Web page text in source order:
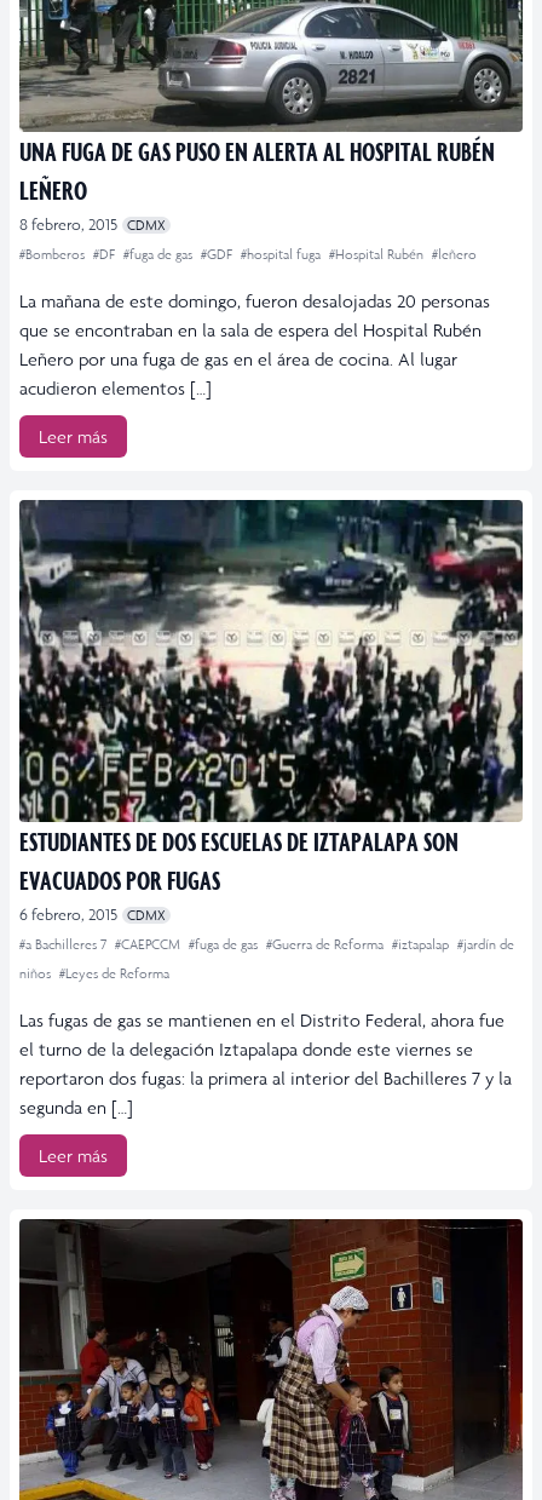
UNA FUGA DE GAS PUSO EN ALERTA AL HOSPITAL RUBÉN
LEÑERO
8 febrero, 2015 CDMX
#Bomberos #DF #fuga de gas #GDF #hospital fuga #Hospital Rubén #leñero
La mañana de este domingo, fueron desalojadas 20 personas
que se encontraban en la sala de espera del Hospital Rubén
Leñero por una fuga de gas en el área de cocina. Al lugar
acudieron elementos […]
Leer más
ESTUDIANTES DE DOS ESCUELAS DE IZTAPALAPA SON
EVACUADOS POR FUGAS
6 febrero, 2015 CDMX
#a Bachilleres 7 #CAEPCCM #fuga de gas #Guerra de Reforma #iztapalap #jardín de
niños #Leyes de Reforma
Las fugas de gas se mantienen en el Distrito Federal, ahora fue
el turno de la delegación Iztapalapa donde este viernes se
reportaron dos fugas: la primera al interior del Bachilleres 7 y la
segunda en […]
Leer más